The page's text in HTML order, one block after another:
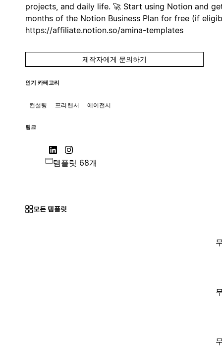
projects, and daily life. 🚀 Start using Notion and
months of the Notion Business Plan for free (if
https://affiliate.notion.so/amina-templates
제작자에게 문의하기
인기 카테고리
컨설팅 프리랜서 에이전시
링크
템플릿 68개
모든 템플릿